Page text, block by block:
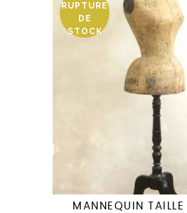
RUPTURE
DE
STOCK
MANNEQUIN TAILLE